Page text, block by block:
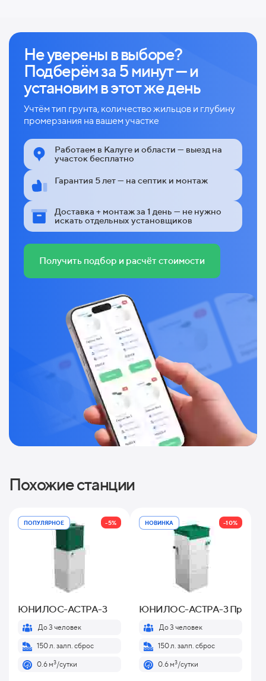
Не уверены в выборе?
Подберём за 5 минут — и
установим в этот же день
Учтём тип грунта, количество жильцов и глубину
промерзания на вашем участке
Работаем в Калуге и области — выезд на
участок бесплатно
Гарантия 5 лет — на септик и монтаж
Доставка + монтаж за 1 день — не нужно
искать отдельных установщиков
Получить подбор и расчёт стоимости
Похожие станции
ПОПУЛЯРНОЕ -5%
ЮНИЛОС-АСТРА-3
До 3 человек
150 л. залп. сброс
0.6 м3/сутки
НОВИНКА -10%
ЮНИЛОС-АСТРА-3 Пр
До 3 человек
150 л. залп. сброс
0.6 м3/сутки